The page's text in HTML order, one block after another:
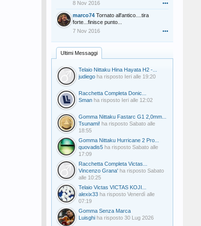
8 Nov 2016
•••
marco74 Tornato all'antico....tira
forte...finisce punto...
7 Nov 2016
•••
Ultimi Messaggi
Telaio Nittaku Hina Hayata H2 -...
judiego ha risposto Ieri alle 19:20
Racchetta Completa Donic...
Sman ha risposto Ieri alle 12:02
Gomma Nittaku Fastarc G1 2,0mm...
Tsunami! ha risposto Sabato alle
18:55
Gomma Nittaku Hurricane 2 Pro...
quovadis5 ha risposto Sabato alle
17:09
Racchetta Completa Victas...
Vincenzo Grana' ha risposto Sabato
alle 10:25
Telaio Victas VICTAS KOJI...
alexix33 ha risposto Venerdì alle
07:19
Gomma Senza Marca
Luisghi ha risposto 30 Lug 2026